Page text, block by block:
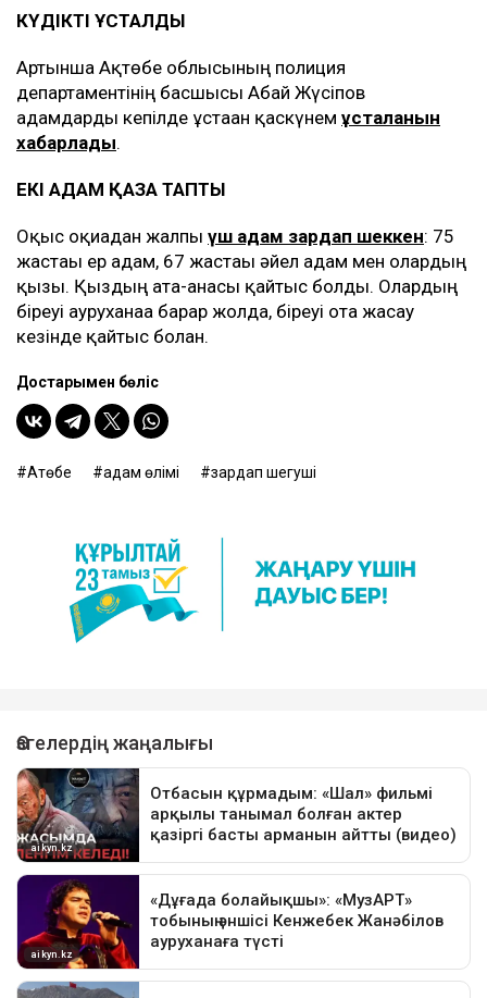
КҮДІКТІ ҰСТАЛДЫ
Артынша Ақтөбе облысының полиция
департаментінің басшысы Абай Жүсіпов
адамдарды кепілде ұстаған қаскүнем ұсталғанын
хабарлады.
ЕКІ АДАМ ҚАЗА ТАПТЫ
Оқыс оқиғадан жалпы үш адам зардап шеккен: 75
жастағы ер адам, 67 жастағы әйел адам мен олардың
қызы. Қыздың ата-анасы қайтыс болды. Олардың
біреуі ауруханаға барар жолда, біреуі ота жасау
кезінде қайтыс болған.
Достарыңмен бөліс
Ақтөбе адам өлімі зардап шегуші